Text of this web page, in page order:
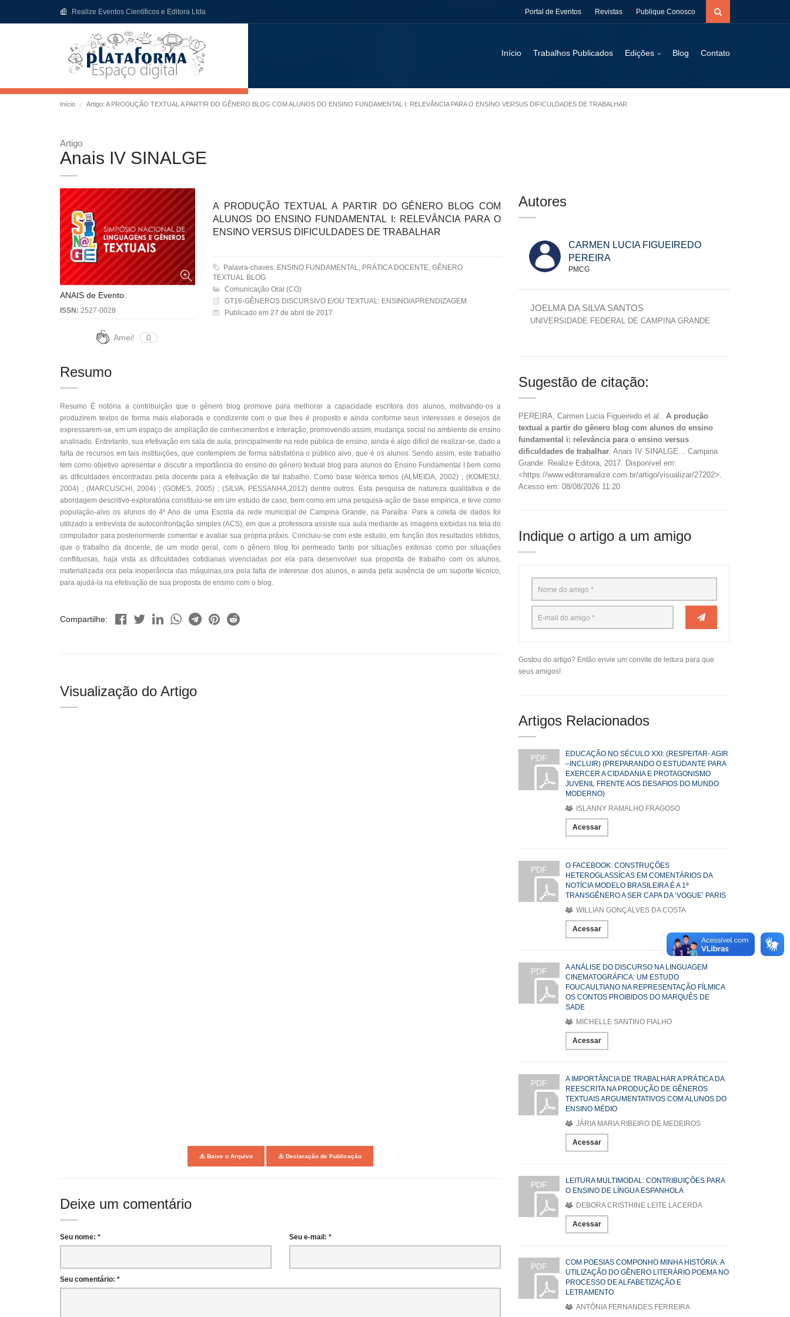
Realize Eventos Científicos e Editora Ltda Portal de Eventos Revistas Publique Conosco
Início Trabalhos Publicados Edições Blog Contato
Início Artigo: A PRODUÇÃO TEXTUAL A PARTIR DO GÊNERO BLOG COM ALUNOS DO ENSINO FUNDAMENTAL I: RELEVÂNCIA PARA O ENSINO VERSUS DIFICULDADES DE TRABALHAR
Artigo
Anais IV SINALGE
ANAIS de Evento
ISSN: 2527-0028
Amei! 0
A PRODUÇÃO TEXTUAL A PARTIR DO GÊNERO BLOG COM
ALUNOS DO ENSINO FUNDAMENTAL I: RELEVÂNCIA PARA O
ENSINO VERSUS DIFICULDADES DE TRABALHAR
Palavra-chaves: ENSINO FUNDAMENTAL, PRÁTICA DOCENTE, GÊNERO
TEXTUAL BLOG
Comunicação Oral (CO)
GT16-GÊNEROS DISCURSIVO E/OU TEXTUAL: ENSINO/APRENDIZAGEM
Publicado em 27 de abril de 2017
Resumo
Resumo É notória a contribuição que o gênero blog promove para melhorar a capacidade escritora dos alunos, motivando-os a
produzirem textos de forma mais elaborada e condizente com o que lhes é proposto e ainda conforme seus interesses e desejos de
expressarem-se, em um espaço de ampliação de conhecimentos e interação, promovendo assim, mudança social no ambiente de ensino
analisado. Entretanto, sua efetivação em sala de aula, principalmente na rede pública de ensino, ainda é algo difícil de realizar-se, dado a
falta de recursos em tais instituições, que contemplem de forma satisfatória o público alvo, que é os alunos. Sendo assim, este trabalho
tem como objetivo apresentar e discutir a importância do ensino do gênero textual blog para alunos do Ensino Fundamental I bem como
as dificuldades encontradas pela docente para a efetivação de tal trabalho. Como base teórica temos (ALMEIDA, 2002) ; (KOMESU,
2004) ; (MARCUSCHI, 2004) ; (GOMES, 2005) ; (SILVA; PESSANHA,2012) dentre outros. Esta pesquisa de natureza qualitativa e de
abordagem descritivo-exploratória constituiu-se em um estudo de caso, bem como em uma pesquisa-ação de base empírica, e teve como
população-alvo os alunos do 4º Ano de uma Escola da rede municipal de Campina Grande, na Paraíba. Para a coleta de dados foi
utilizado a entrevista de autoconfrontação simples (ACS), em que a professora assiste sua aula mediante as imagens exibidas na tela do
computador para posteriormente comentar e avaliar sua própria práxis. Concluiu-se com este estudo, em função dos resultados obtidos,
que o trabalho da docente, de um modo geral, com o gênero blog foi permeado tanto por situações exitosas como por situações
conflituosas, haja vista as dificuldades cotidianas vivenciadas por ela para desenvolver sua proposta de trabalho com os alunos,
materializada ora pela inoperância das máquinas,ora pela falta de interesse dos alunos, e ainda pela ausência de um suporte técnico,
para ajudá-la na efetivação de sua proposta de ensino com o blog.
Compartilhe:
Visualização do Artigo
Baixe o Arquivo Declaração de Publicação
Deixe um comentário
Seu nome: * Seu e-mail: *
Seu comentário: *
Autores
CARMEN LUCIA FIGUEIREDO
PEREIRA
PMCG
JOELMA DA SILVA SANTOS
UNIVERSIDADE FEDERAL DE CAMPINA GRANDE
Sugestão de citação:
PEREIRA, Carmen Lucia Figueiredo et al.. A produção
textual a partir do gênero blog com alunos do ensino
fundamental i: relevância para o ensino versus
dificuldades de trabalhar. Anais IV SINALGE... Campina
Grande: Realize Editora, 2017. Disponível em:
<https://www.editorarealize.com.br/artigo/visualizar/27202>.
Acesso em: 08/08/2026 11:20
Indique o artigo a um amigo
Gostou do artigo? Então envie um convite de leitura para que
seus amigos!
Artigos Relacionados
PDF
EDUCAÇÃO NO SÉCULO XXI: (RESPEITAR- AGIR
–INCLUIR) (PREPARANDO O ESTUDANTE PARA
EXERCER A CIDADANIA E PROTAGONISMO
JUVENIL FRENTE AOS DESAFIOS DO MUNDO
MODERNO)
ISLANNY RAMALHO FRAGOSO
Acessar
PDF
O FACEBOOK: CONSTRUÇÕES
HETEROGLASSÍCAS EM COMENTÁRIOS DA
NOTÍCIA MODELO BRASILEIRA É A 1ª
TRANSGÊNERO A SER CAPA DA ‘VOGUE’ PARIS
WILLIAN GONÇALVES DA COSTA
Acessar
PDF
A ANÁLISE DO DISCURSO NA LINGUAGEM
CINEMATOGRÁFICA: UM ESTUDO
FOUCAULTIANO NA REPRESENTAÇÃO FÍLMICA
OS CONTOS PROIBIDOS DO MARQUÊS DE
SADE
MICHELLE SANTINO FIALHO
Acessar
PDF
A IMPORTÂNCIA DE TRABALHAR A PRÁTICA DA
REESCRITA NA PRODUÇÃO DE GÊNEROS
TEXTUAIS ARGUMENTATIVOS COM ALUNOS DO
ENSINO MÉDIO
JÁRIA MARIA RIBEIRO DE MEDEIROS
Acessar
PDF
LEITURA MULTIMODAL: CONTRIBUIÇÕES PARA
O ENSINO DE LÍNGUA ESPANHOLA
DEBORA CRISTHINE LEITE LACERDA
Acessar
PDF
COM POESIAS COMPONHO MINHA HISTÓRIA: A
UTILIZAÇÃO DO GÊNERO LITERÁRIO POEMA NO
PROCESSO DE ALFABETIZAÇÃO E
LETRAMENTO
ANTÔNIA FERNANDES FERREIRA